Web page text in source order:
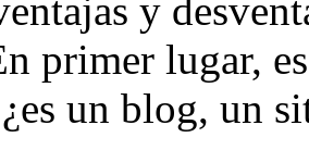
y
primer lugar,
un blog, un